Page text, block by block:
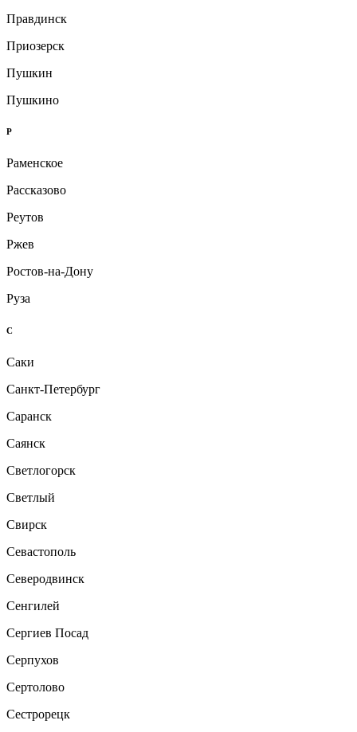
Правдинск
Приозерск
Пушкин
Пушкино
Р
Раменское
Рассказово
Реутов
Ржев
Ростов-на-Дону
Руза
С
Саки
Санкт-Петербург
Саранск
Саянск
Светлогорск
Светлый
Свирск
Севастополь
Северодвинск
Сенгилей
Сергиев Посад
Серпухов
Сертолово
Сестрорецк